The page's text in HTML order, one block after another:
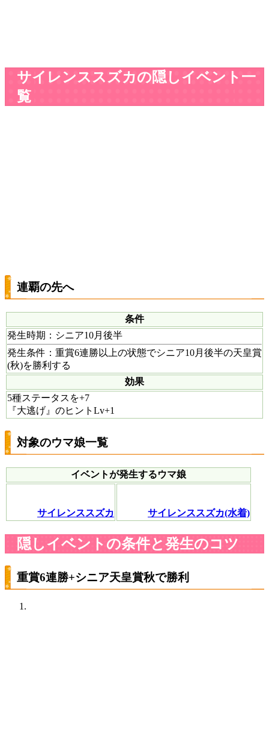
サイレンススズカの隠しイベント一
覧
連覇の先へ
条件
発生時期 ：シニア10月後半
発生条件 ：重賞6連勝以上の状態でシニア10月後半の天皇賞
(秋)を勝利する
効果
5種ステータスを+7
『大逃げ』のヒントLv+1
対象のウマ娘一覧
イベントが発生するウマ娘
サイレンススズカ サイレンススズカ(水着)
隠しイベントの条件と発生のコツ
重賞6連勝+シニア天皇賞秋で勝利